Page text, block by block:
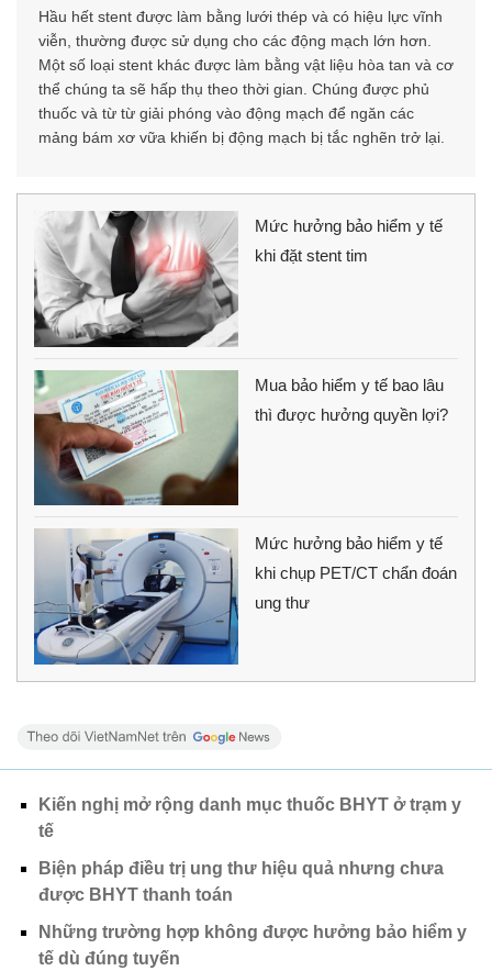
Hầu hết stent được làm bằng lưới thép và có hiệu lực vĩnh
viễn, thường được sử dụng cho các động mạch lớn hơn.
Một số loại stent khác được làm bằng vật liệu hòa tan và cơ
thể chúng ta sẽ hấp thụ theo thời gian. Chúng được phủ
thuốc và từ từ giải phóng vào động mạch để ngăn các
mảng bám xơ vữa khiến bị động mạch bị tắc nghẽn trở lại.
Mức hưởng bảo hiểm y tế
khi đặt stent tim
Mua bảo hiểm y tế bao lâu
thì được hưởng quyền lợi?
Mức hưởng bảo hiểm y tế
khi chụp PET/CT chẩn đoán
ung thư
Kiến nghị mở rộng danh mục thuốc BHYT ở trạm y
tế
Biện pháp điều trị ung thư hiệu quả nhưng chưa
được BHYT thanh toán
Những trường hợp không được hưởng bảo hiểm y
tế dù đúng tuyến